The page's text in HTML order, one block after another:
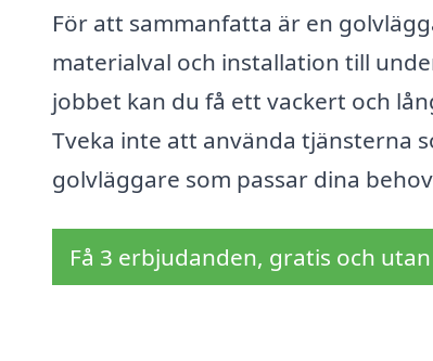
För att sammanfatta är en
materialval och installation till
jobbet kan du få ett vackert och
Tveka inte att använda tjänsterna
golvläggare som passar dina
Få 3 erbjudanden, gratis och